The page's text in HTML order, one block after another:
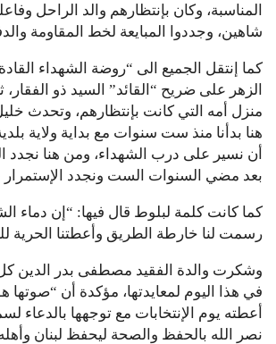
المناسبة، وكان بإنتظارهم والد الراحل
شاهين، وجددوا المبايعة لخط المقاومة
كما إنتقل الجميع الى “روضة الشهداء
الزهر على ضريح “القائد” السيد ذو الفقار،
منزل أمه التي كانت بإنتظارهم، وتحدث
هنا بدأنا منذ ست سنوات مع بداية ولاية
أن نسير على درب الشهداء، ومن هنا نجدد
بعد مضي السنوات الست ونجدد
كما كانت كلمة لبلوط قال فيها: “إن دماء
رسمت لنا خارطة الطريق وأعطتنا الحرية
وشكرت والدة الفقيد مصطفى بدر الدين
في هذا اليوم لمعايدتها، مؤكدة أن “صوتها
أعطته يوم الإنتخابات مع توجهها بالدعاء
نصر الله بالحفظ والصحة ليحفظ لبنان